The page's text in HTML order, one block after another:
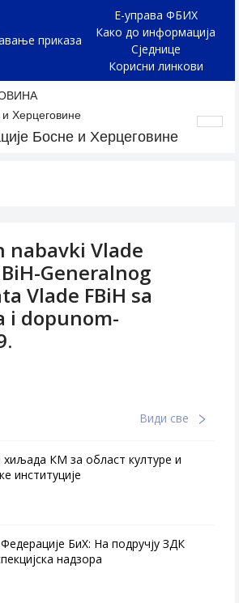
приказа
Е-управа ФБИХ
Како до информација
Сједнице
Корисни линкови
Херцеговине
Босне и Херцеговине
nabavki Vlade
Generalnog
Vlade FBiH sa
i dopunom-
Види све
КМ за област културе и
институције
БиХ: На подручју ЗДК
надзора